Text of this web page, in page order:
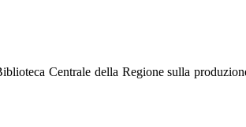
Centrale della Regione sulla